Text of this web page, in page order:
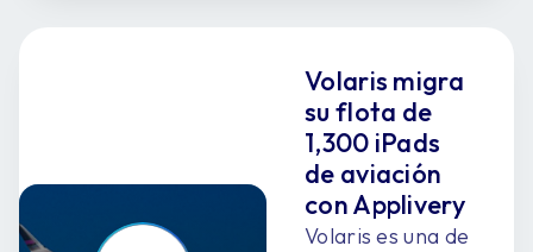
Volaris migra
su flota de
1,300 iPads
de aviación
con Applivery
Volaris es una de